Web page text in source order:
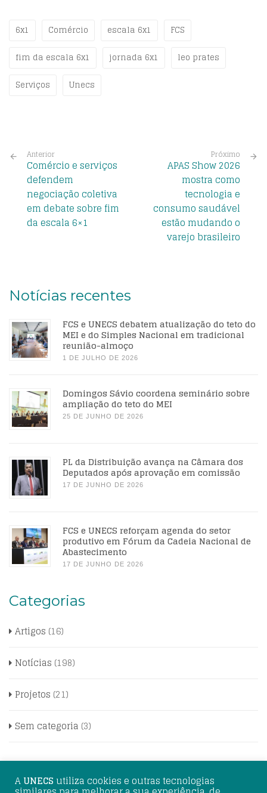
6x1 Comércio escala 6x1
FCS
fim da escala 6x1
jornada 6x1
leo prates
Serviços
Unecs
Anterior
Comércio e serviços
defendem
negociação coletiva
em debate sobre fim
da escala 6×1
Próximo
APAS Show 2026
mostra como
tecnologia e
consumo saudável
estão mudando o
varejo brasileiro
Notícias recentes
FCS e UNECS debatem atualização do teto do
MEI e do Simples Nacional em tradicional
reunião-almoço
1 DE JULHO DE 2026
Domingos Sávio coordena seminário sobre
ampliação do teto do MEI
25 DE JUNHO DE 2026
PL da Distribuição avança na Câmara dos
Deputados após aprovação em comissão
17 DE JUNHO DE 2026
FCS e UNECS reforçam agenda do setor
produtivo em Fórum da Cadeia Nacional de
Abastecimento
17 DE JUNHO DE 2026
Categorias
Artigos (16)
Notícias (198)
Projetos (21)
Sem categoria (3)
AUNECS utiliza cookies e outras tecnologias